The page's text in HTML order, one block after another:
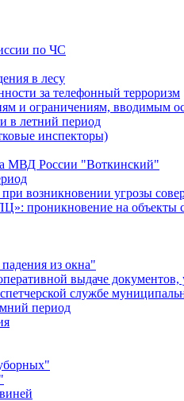
по ЧС
в лесу
за телефонный терроризм
и ограничениям, вводимым
в летний период
инспекторы)
МВД России "Воткинский"
возникновении угрозы
проникновение на объекты
из окна"
выдаче документов,
службе
период